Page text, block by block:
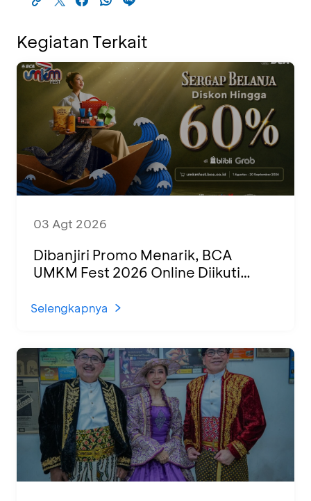
Kegiatan Terkait
03 Agt 2026
Dibanjiri Promo Menarik, BCA
UMKM Fest 2026 Online Diikuti
Selengkapnya